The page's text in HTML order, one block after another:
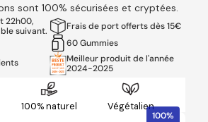
sont 100% sécurisées et cryptées.
22h00,
suivant.
Frais de port offerts dès 15€
60 Gummies
Meilleur produit de l'année
2024-2025
100% naturel Végétalien
100%